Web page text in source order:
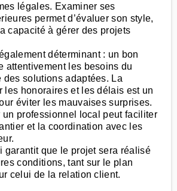
légales. Examiner ses
permet d’évaluer son style,
capacité à gérer des projets
déterminant : un bon
attentivement les besoins du
des solutions adaptées. La
les honoraires et les délais est un
éviter les mauvaises surprises.
un professionnel local peut faciliter
et la coordination avec les
garantit que le projet sera réalisé
conditions, tant sur le plan
celui de la relation client.